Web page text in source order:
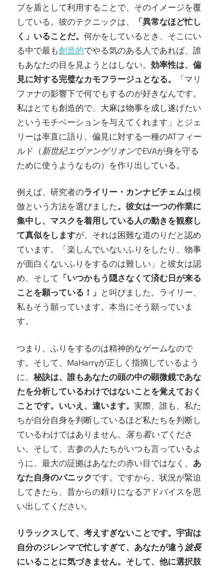
プを盾として利用することで、そのイメージを覆
している。彼のテクニックは、
「異常なほど忙し
く」いることだ。 何かをしているとき、そこにい
る中で最も創造的でやる気のある人であれば、誰
もあなたの目を見ようとはしない。 効率性は、偏
見に対する完璧なカモフラージュとなる。
「マリ
ファナの影響下で何でもするのが好きなんです。
私はとても創造的で、大麻は物事を成し遂げたい
というモチベーションを与えてくれます」とジェ
リーは率直に語り、偏見に対する一種のATフィー
ルド（新世紀エヴァンゲリオンでEVAが身を守る
ために使うようなもの）を作り出している。
例えば、研究者のライリー・カンナビチェムは模
倣という方法を選びました。彼女は一つの作業に
集中し、マスクを着用している人の動きを観察し
て真似をしますが、それは困難な道のりだと認め
ています。「楽しんでいないふりをしたり、物事
が面白くないふりをするのは難しい」と彼女は認
め、そして 「いつかもう隠さなくて済む日が来る
ことを願っている！」 と叫びました。ライリー、
私もそう願っています。本当にそう願っていま
す。
つまり、ふりをするのは精神的なゲームなので
す。そして、MaHarryが正しく指摘しているよう
に、 秘訣は、誰もあなたの頭の中の顕微鏡であな
たを分析しているわけではないことを覚えておく
ことです。いいえ、違います。 実際、誰も、私た
ちが自分自身を判断しているほど私たちを判断し
ているわけではありません。 落ち着いてくださ
い。そして、古参の人たちがいつも言っているよ
うに、最大​​の証拠はあなたの赤い目ではなく、 あ
なた自身のパニックです。ですから、状況が緊迫
してきたら、昔からの頼りになるアドバイスを思
い出してください。
リラックスして、考えすぎないことです。宇宙は
自分のジレンマで忙しすぎて、あなたが違う波長
にいることに気づきません。そして、他に選択肢